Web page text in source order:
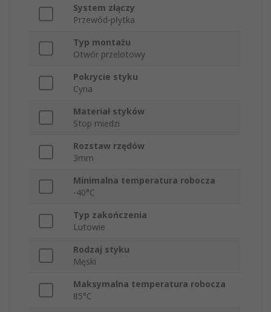
System złączy
Przewód-płytka
Typ montażu
Otwór przelotowy
Pokrycie styku
Cyna
Materiał styków
Stop miedzi
Rozstaw rzędów
3mm
Minimalna temperatura robocza
-40°C
Typ zakończenia
Lutowie
Rodzaj styku
Męski
Maksymalna temperatura robocza
85°C